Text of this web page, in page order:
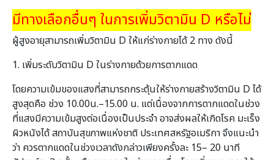
มีทางเลือกอื่นๆ ในการเพิ่มวิตามิน D หรือไม่
ผู้สูงอายุสามารถเพิ่มวิตามิน D ให้แก่ร่างกายได้ 2 ทาง ดังนี้
1. เพิ่มระดับวิตามิน D ในร่างกายด้วยการตากแดด
โดยความเข้มของแสงที่สามารถกระตุ้นให้ร่างกายสร้างวิตามิน D ได้
สูงสุดคือ ช่วง 10.00น.–15.00 น. แต่เนื่องจากการตากแดดในช่วง
ที่แสงมีความเข้มสูงต่อเนื่องเป็นประจํา อาจส่งผลให้เกิดโรค มะเร็ง
ผิวหนังได้ สถาบันสุขภาพแห่งชาติ ประเทศสหรัฐอเมริกา จึงแนะนํา
ว่า ควรตากแดดในช่วงเวลาดังกล่าวเพียงครั้งละ 15– 20 นาที